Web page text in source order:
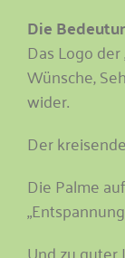
Die
Das Logo
Wünsche,
wider.
Der
Die Palme